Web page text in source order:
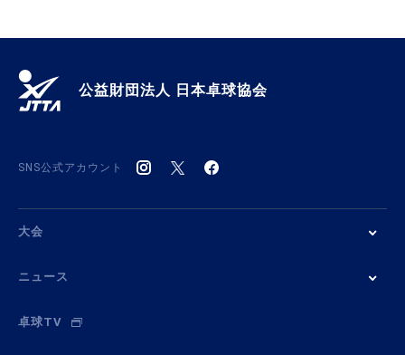
公益財団法人 日本卓球協会
SNS公式アカウント
大会
ニュース
卓球TV